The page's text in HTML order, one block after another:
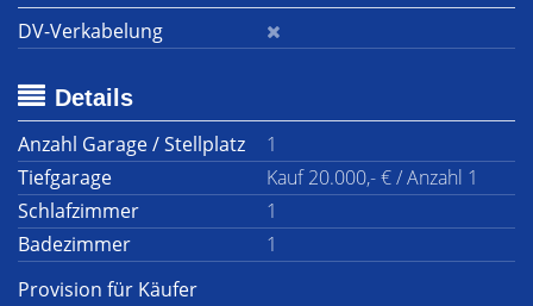
DV-Verkabelung
Details
Anzahl Garage / Stellplatz
1
Tiefgarage
Kauf 20.000,- € / Anzahl 1
Schlafzimmer
1
Badezimmer
1
Provision für Käufer